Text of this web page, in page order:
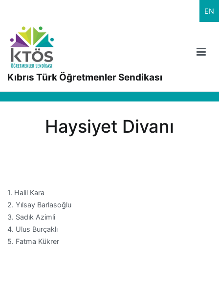
EN
Kıbrıs Türk Öğretmenler Sendikası
Haysiyet Divanı
1. Halil Kara
2. Yılsay Barlasoğlu
3. Sadık Azimli
4. Ulus Burçaklı
5. Fatma Kükrer